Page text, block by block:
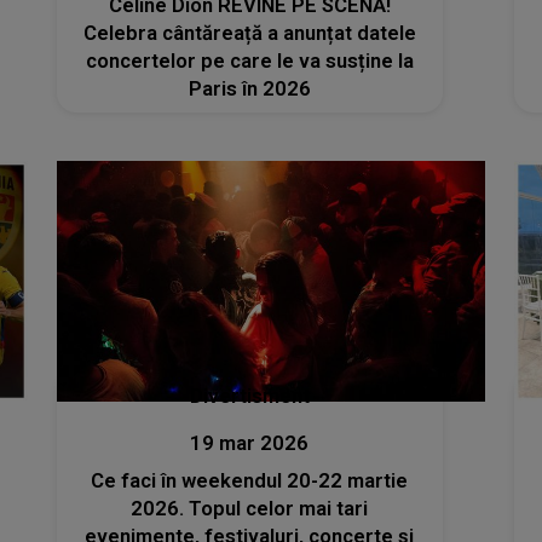
Celine Dion REVINE PE SCENĂ!
Celebra cântăreață a anunțat datele
concertelor pe care le va susține la
Paris în 2026
Divertisment
19 mar 2026
Ce faci în weekendul 20-22 martie
2026. Topul celor mai tari
evenimente, festivaluri, concerte și